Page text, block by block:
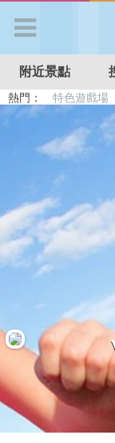
APP登入
首 頁
搜尋景點
好康優惠
最新留言
商家合作
推薦景點
附近景點
熱門： 特色遊戲場
溜滑梯民宿
觀光工